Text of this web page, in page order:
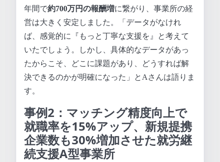
年間で約700万円の報酬増に繋がり、事業所の経
営は大きく安定しました。「データがなけれ
ば、感覚的に『もっと丁寧な支援を』と考えて
いたでしょう。しかし、具体的なデータがあっ
たからこそ、どこに課題があり、どうすれば解
決できるのかが明確になった」とAさんは語りま
す。
事例2：マッチング精度向上で
就職率を15%アップ、新規提携
企業数も30%増加させた就労継
続支援A型事業所